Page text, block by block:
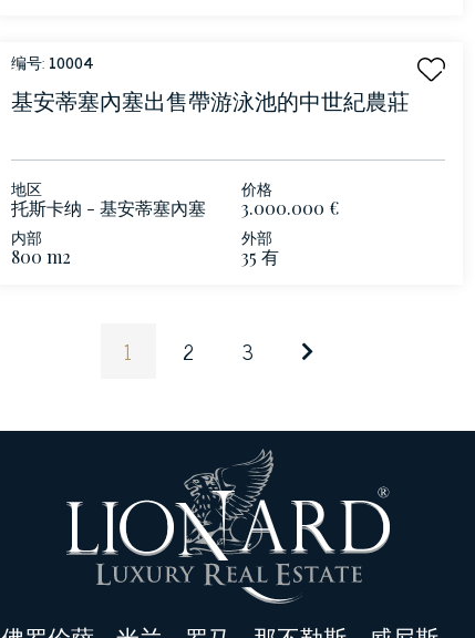
编号: 10004
基安蒂塞內塞出售帶游泳池的中世紀農莊
地区
托斯卡纳 - 基安蒂塞內塞
价格
3.000.000 €
内部
800 m2
外部
35 有
1 2 3